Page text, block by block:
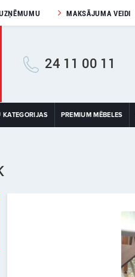
MAKSĀJUMA VEIDI
24 11 00 11
KATEGORIJAS PREMIUM MĒBELES